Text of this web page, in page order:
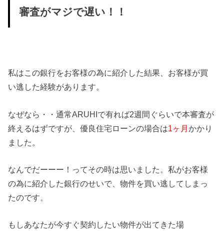
審査がマジで遅い！！
私はこの銀行をお客様の為に紹介した結果、お客様が買
い逃した経験があります。
なぜなら・・通常ARUHIで有れば2週間ぐらいで本審査が
終えるはずですが 、優良住宅ローンの場合は1ヶ月かかり
ました。
なんでだーーー！ってその時は思いました。私がお客様
の為に紹介した銀行のせいで、物件を買い逃してしまっ
たのです。
もしあなたが今すぐ契約したい物件が出てきた場